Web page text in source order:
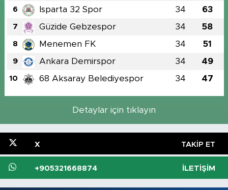
6 Isparta 32 Spor 34 63
7 Güzide Gebzespor 34 58
8 Menemen FK 34 51
9 Ankara Demirspor 34 49
10 68 Aksaray Belediyespor 34 47
Detaylar için tıklayın
X TAKIP ET
+905321668874 İLETIŞIM